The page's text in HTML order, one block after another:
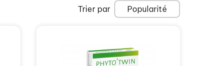
Trier par Popularité